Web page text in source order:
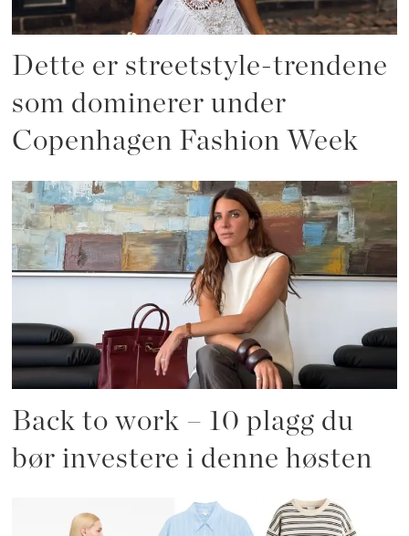
Dette er streetstyle-trendene
som dominerer under
Copenhagen Fashion Week
Back to work – 10 plagg du
bør investere i denne høsten